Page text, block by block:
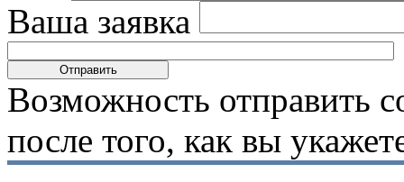
Ваша заявка
Возможность отправить
после того, как вы